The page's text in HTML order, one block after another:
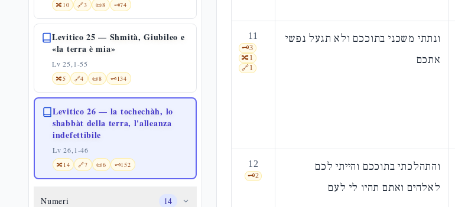
🔀10 🔗3 📜8 🗝️74
Levitico 25 — Shmità, Giubileo e
«la terra è mia»
Lv 25,1-55
🔀5 🔗4 📜8 🗝️134
Levitico 26 — la tochechàh, lo
shabbàt della terra, l'alleanza
indefettibile
Lv 26,1-46
🔀14 🔗7 📜6 🗝️152
Numeri 14
11
🗝️3
🔀1
🔗1
ונתתי משכני בתוככם ולא תגעל נפשי
אתכם
12
🗝️2
והתהלכתי בתוככם והייתי לכם
לאלהים ואתם תהיו לי לעם